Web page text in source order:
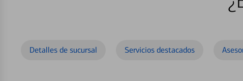
Detalles de sucursal Servicios destacados